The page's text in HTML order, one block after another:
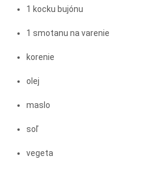
1 kocku bujónu
1 smotanu na varenie
korenie
olej
maslo
soľ
vegeta